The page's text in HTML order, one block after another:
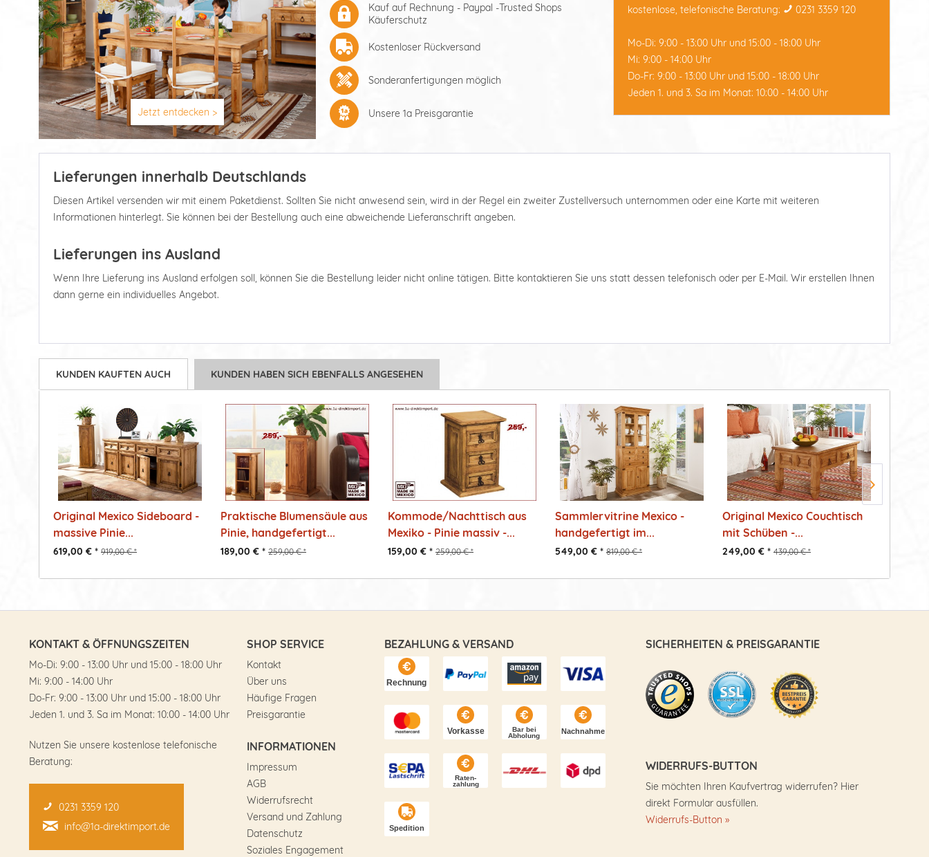
Jetzt entdecken >
Kauf auf Rechnung - Paypal -Trusted Shops
Käuferschutz
Kostenloser Rückversand
Sonderanfertigungen möglich
Unsere 1a Preisgarantie
kostenlose, telefonische Beratung:
0231 3359 120
Mo-Di: 9:00 - 13:00 Uhr und 15:00 - 18:00 Uhr
Mi: 9:00 - 14:00 Uhr
Do-Fr: 9:00 - 13:00 Uhr und 15:00 - 18:00 Uhr
Jeden 1. und 3. Sa im Monat: 10:00 - 14:00 Uhr
Lieferungen innerhalb Deutschlands
Diesen Artikel versenden wir mit einem Paketdienst. Sollten Sie nicht anwesend sein, wird in der Regel ein zweiter Zustellversuch unternommen oder eine Karte mit weiteren
Informationen hinterlegt. Sie können bei der Bestellung auch eine abweichende Lieferanschrift angeben.
Lieferungen ins Ausland
Wenn Ihre Lieferung ins Ausland erfolgen soll, können Sie die Bestellung leider nicht online tätigen. Bitte kontaktieren Sie uns statt dessen telefonisch oder per E-Mail. Wir erstellen Ihnen
dann gerne ein individuelles Angebot.
KUNDEN KAUFTEN AUCH KUNDEN HABEN SICH EBENFALLS ANGESEHEN
Original Mexico Sideboard -
massive Pinie...
619,00 € * 919,00 € *
Praktische Blumensäule aus
Pinie, handgefertigt...
189,00 € * 259,00 € *
Kommode/Nachttisch aus
Mexiko - Pinie massiv -...
159,00 € * 259,00 € *
Sammlervitrine Mexico -
handgefertigt im...
549,00 € * 819,00 € *
Original Mexico Couchtisch
mit Schüben -...
249,00 € * 439,00 € *
KONTAKT & ÖFFNUNGSZEITEN
Mo-Di: 9:00 - 13:00 Uhr und 15:00 - 18:00 Uhr
Mi: 9:00 - 14:00 Uhr
Do-Fr: 9:00 - 13:00 Uhr und 15:00 - 18:00 Uhr
Jeden 1. und 3. Sa im Monat: 10:00 - 14:00 Uhr
Nutzen Sie unsere kostenlose telefonische
Beratung:
0231 3359 120
info@1a-direktimport.de
SHOP SERVICE
Kontakt
Über uns
Häufige Fragen
Preisgarantie
INFORMATIONEN
Impressum
AGB
Widerrufsrecht
Versand und Zahlung
Datenschutz
Soziales Engagement
BEZAHLUNG & VERSAND SICHERHEITEN & PREISGARANTIE
WIDERRUFS-BUTTON
Sie möchten Ihren Kaufvertrag widerrufen? Hier
direkt Formular ausfüllen.
Widerrufs-Button »